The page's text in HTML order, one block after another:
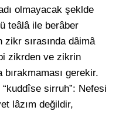
olmayacak şeklde
teâlâ ile berâber
zikr sırasında dâimâ
zikrden ve zikrin
bırakmaması gerekir.
sirruh”: Nefesi
lâzım değildir,